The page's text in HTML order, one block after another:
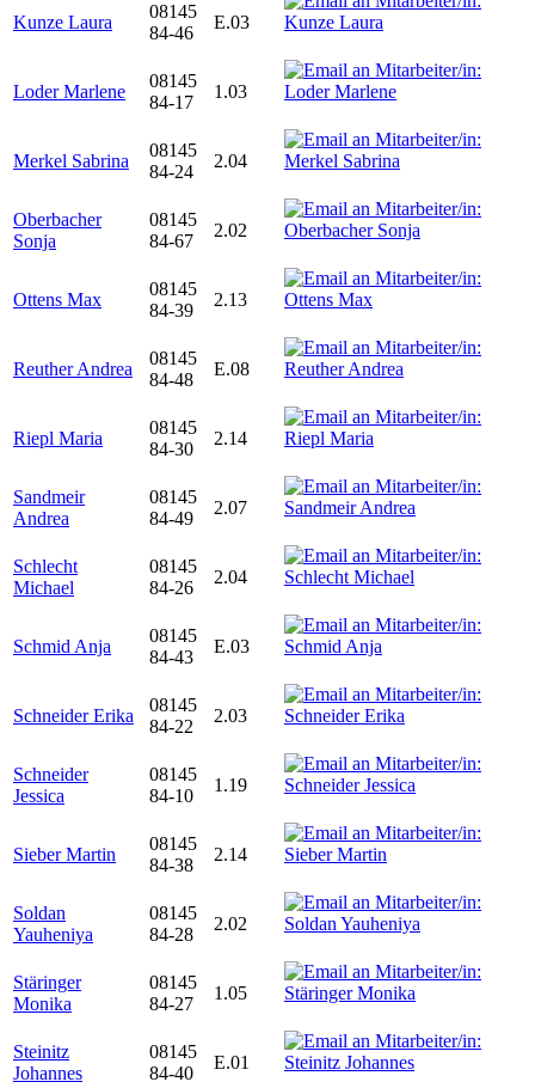
Kunze Laura
08145
84-46
E.03
Loder Marlene
08145
84-17
1.03
Merkel Sabrina
08145
84-24
2.04
Oberbacher
Sonja
08145
84-67
2.02
Ottens Max
08145
84-39
2.13
Reuther Andrea
08145
84-48
E.08
Riepl Maria
08145
84-30
2.14
Sandmeir
Andrea
08145
84-49
2.07
Schlecht
Michael
08145
84-26
2.04
Schmid Anja
08145
84-43
E.03
Schneider Erika
08145
84-22
2.03
Schneider
Jessica
08145
84-10
1.19
Sieber Martin
08145
84-38
2.14
Soldan
Yauheniya
08145
84-28
2.02
Stäringer
Monika
08145
84-27
1.05
Steinitz
Johannes
08145
84-40
E.01